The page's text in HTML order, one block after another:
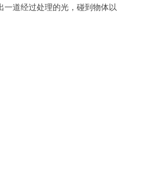
道经过处理的光，碰到物体以